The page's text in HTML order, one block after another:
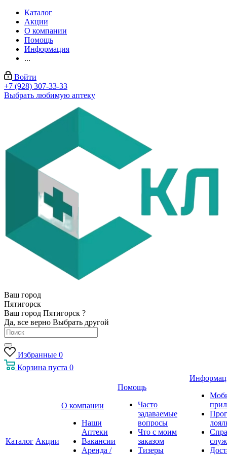
Каталог
Акции
О компании
Помощь
Информация
...
Войти
+7 (928) 307-33-33
Выбрать любимую аптеку
Ваш город
Пятигорск
Ваш город Пятигорск ?
Да, все верно Выбрать другой
Избранные 0
Корзина пуста 0
Каталог Акции
О компании
Наши
Аптеки
Вакансии
Аренда /
Помощь
Часто
задаваемые
вопросы
Что с моим
заказом
Тизеры